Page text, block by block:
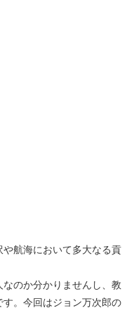
航海において多大なる貢
のか分かりませんし、教
。今回はジョン万次郎の